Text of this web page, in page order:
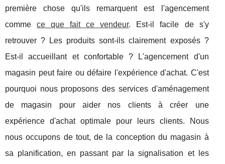
première chose qu'ils remarquent est l'agencement
commece que fait ce vendeur. Est-il facile de s'y
retrouver ? Les produits sont-ils clairement exposés ?
Est-il accueillant et confortable ? L'agencement d'un
magasin peut faire ou défaire l'expérience d'achat. C'est
pourquoi nous proposons des services d'aménagement
de magasin pour aider nos clients à créer une
expérience d'achat optimale pour leurs clients. Nous
nous occupons de tout, de la conception du magasin à
sa planification, en passant par la signalisation et les